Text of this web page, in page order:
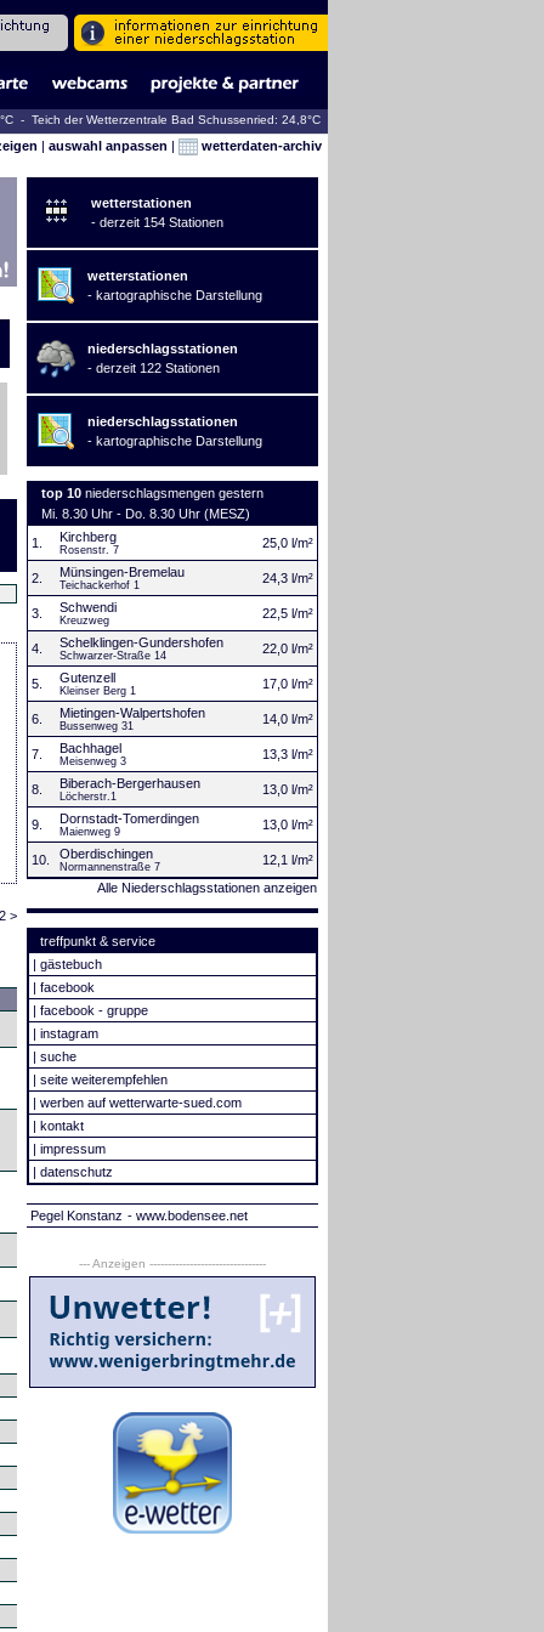
- Teich der Wetterzentrale Bad Schussenried: 24,8°C
| auswahl anpassen | wetterdaten-archiv
>
wetterstationen
- derzeit 154 Stationen
wetterstationen
- kartographische Darstellung
niederschlagsstationen
- derzeit 122 Stationen
niederschlagsstationen
- kartographische Darstellung
top 10 niederschlagsmengen gestern
Mi. 8.30 Uhr - Do. 8.30 Uhr (MESZ)
1.
Kirchberg
Rosenstr. 7 25,0 l/m²
2. Münsingen-Bremelau
Teichackerhof 1 24,3 l/m²
3. Schwendi
Kreuzweg 22,5 l/m²
4. Schelklingen-Gundershofen
Schwarzer-Straße 14 22,0 l/m²
5. Gutenzell
Kleinser Berg 1 17,0 l/m²
6. Mietingen-Walpertshofen
Bussenweg 31 14,0 l/m²
7. Bachhagel
Meisenweg 3 13,3 l/m²
8. Biberach-Bergerhausen
Löcherstr.1 13,0 l/m²
9. Dornstadt-Tomerdingen
Maienweg 9 13,0 l/m²
10. Oberdischingen
Normannenstraße 7
12,1 l/m²
Alle Niederschlagsstationen anzeigen
treffpunkt & service
| gästebuch
| facebook
| facebook - gruppe
| instagram
| suche
| seite weiterempfehlen
| werben auf wetterwarte-sued.com
| kontakt
| impressum
| datenschutz
Pegel Konstanz - www.bodensee.net
--- Anzeigen --------------------------------